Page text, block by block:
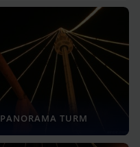
PANORAMA TURM